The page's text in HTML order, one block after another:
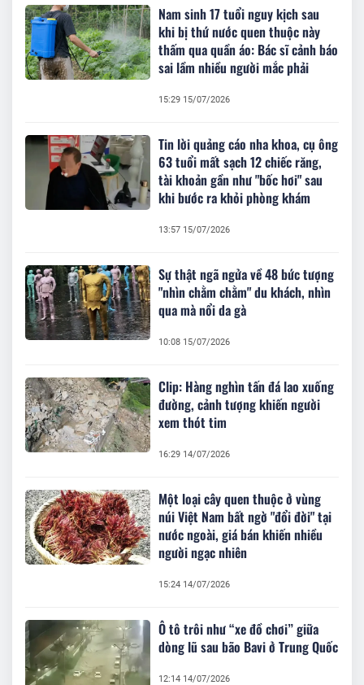
Nam sinh 17 tuổi nguy kịch sau
khi bị thứ nước quen thuộc này
thấm qua quần áo: Bác sĩ cảnh báo
sai lầm nhiều người mắc phải
15:29 15/07/2026
Tin lời quảng cáo nha khoa, cụ ông
63 tuổi mất sạch 12 chiếc răng,
tài khoản gần như "bốc hơi" sau
khi bước ra khỏi phòng khám
13:57 15/07/2026
Sự thật ngã ngửa về 48 bức tượng
"nhìn chằm chằm" du khách, nhìn
qua mà nổi da gà
10:08 15/07/2026
Clip: Hàng nghìn tấn đá lao xuống
đường, cảnh tượng khiến người
xem thót tim
16:29 14/07/2026
Một loại cây quen thuộc ở vùng
núi Việt Nam bất ngờ "đổi đời" tại
nước ngoài, giá bán khiến nhiều
người ngạc nhiên
15:24 14/07/2026
Ô tô trôi như “xe đồ chơi” giữa
dòng lũ sau bão Bavi ở Trung Quốc
12:14 14/07/2026